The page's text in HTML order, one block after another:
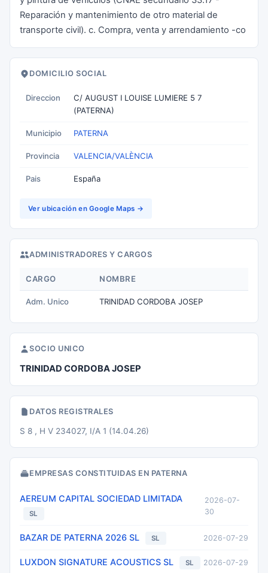
Reparación y mantenimiento de otro material de
transporte civil). c. Compra, venta y arrendamiento -co
DOMICILIO SOCIAL
Direccion
C/ AUGUST I LOUISE LUMIERE 5 7
(PATERNA)
Municipio PATERNA
Provincia VALENCIA/VALÈNCIA
Pais España
Ver ubicación en Google Maps →
ADMINISTRADORES Y CARGOS
CARGO NOMBRE
Adm. Unico TRINIDAD CORDOBA JOSEP
SOCIO UNICO
TRINIDAD CORDOBA JOSEP
DATOS REGISTRALES
S 8 , H V 234027, I/A 1 (14.04.26)
EMPRESAS CONSTITUIDAS EN PATERNA
AEREUM CAPITAL SOCIEDAD LIMITADA
SL
2026-07-
30
BAZAR DE PATERNA 2026 SL SL 2026-07-29
LUXDON SIGNATURE ACOUSTICS SL SL 2026-07-29